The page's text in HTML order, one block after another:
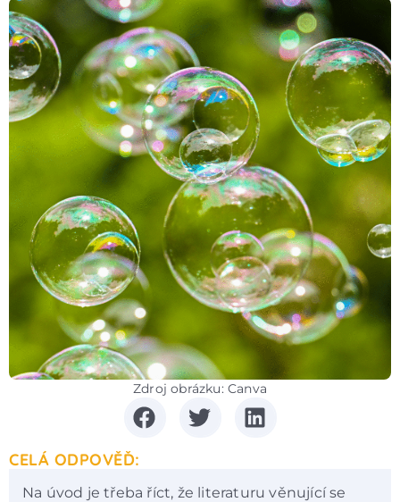
Zdroj obrázku: Canva
CELÁ ODPOVĚĎ:
Na úvod je třeba říct, že literaturu věnující se